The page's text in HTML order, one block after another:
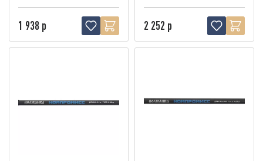
1 938 р 2 252 р